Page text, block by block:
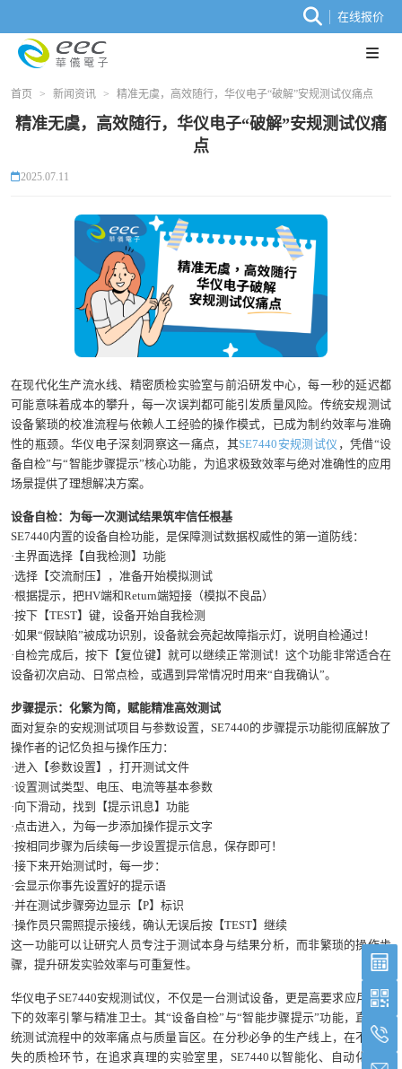
在线报价
首页 > 新闻资讯 > 精准无虞，高效随行，华仪电子“破解”安规测试仪痛点
精准无虞，高效随行，华仪电子“破解”安规测试仪痛
点
2025.07.11
在现代化生产流水线、精密质检实验室与前沿研发中心，每一秒的延迟都
可能意味着成本的攀升，每一次误判都可能引发质量风险。传统安规测试
设备繁琐的校准流程与依赖人工经验的操作模式，已成为制约效率与准确
性的瓶颈。华仪电子深刻洞察这一痛点，其SE7440安规测试仪 ，凭借“设
备自检”与“智能步骤提示”核心功能，为追求极致效率与绝对准确性的应用
场景提供了理想解决方案。
设备自检：为每一次测试结果筑牢信任根基
SE7440内置的设备自检功能，是保障测试数据权威性的第一道防线：
·主界面选择【自我检测】功能
·选择【交流耐压】，准备开始模拟测试
·根据提示，把HV端和Return端短接（模拟不良品）
·按下【TEST】键，设备开始自我检测
·如果“假缺陷”被成功识别，设备就会亮起故障指示灯，说明自检通过！
·自检完成后，按下【复位键】就可以继续正常测试！这个功能非常适合在
设备初次启动、日常点检，或遇到异常情况时用来“自我确认”。
步骤提示：化繁为简，赋能精准高效测试
面对复杂的安规测试项目与参数设置，SE7440的步骤提示功能彻底解放了
操作者的记忆负担与操作压力：
·进入【参数设置】，打开测试文件
·设置测试类型、电压、电流等基本参数
·向下滑动，找到【提示讯息】功能
·点击进入，为每一步添加操作提示文字
·按相同步骤为后续每一步设置提示信息，保存即可！
·接下来开始测试时，每一步：
·会显示你事先设置好的提示语
·并在测试步骤旁边显示【P】标识
·操作员只需照提示接线，确认无误后按【TEST】继续
这一功能可以让研究人员专注于测试本身与结果分析，而非繁琐的操作步
骤，提升研发实验效率与可重复性。
华仪电子SE7440安规测试仪，不仅是一台测试设备，更是高要求应用场景
下的效率引擎与精准卫士。其“设备自检”与“智能步骤提示”功能，直击传
统测试流程中的效率痛点与质量盲区。在分秒必争的生产线上，在不容有
失的质检环节，在追求真理的实验室里，SE7440以智能化、自动化的方